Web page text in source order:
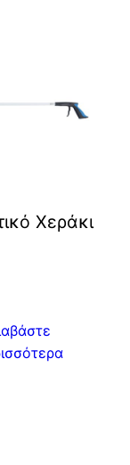
Χεράκι